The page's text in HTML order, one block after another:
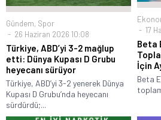
Gündem, Spor
26 Haziran 2026 10:08
Türkiye, ABD’yi 3-2 mağlup
etti: Dünya Kupası D Grubu
heyecanı sürüyor
Türkiye, ABD’yi 3-2 yenerek Dünya
Kupası D Grubu’nda heyecanı
sürdürdü;...
17
Beta
İçin
Beta